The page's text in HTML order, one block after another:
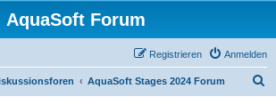
AquaSoft Forum
Anmelden
Registrieren
AquaSoft Stages 2024 Forum